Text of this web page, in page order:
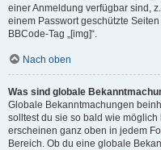
einer Anmeldung verfügbar sind,
einem Passwort geschützte
BBCode-Tag „[img]“.
Nach oben
Was sind globale
Globale Bekanntmachungen
solltest du sie so bald wie
erscheinen ganz oben in jedem
Bereich. Ob du eine globale